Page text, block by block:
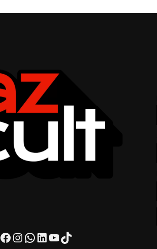
Facebook
Instagram
WhatsApp
LinkedIn
Youtube
TikTok